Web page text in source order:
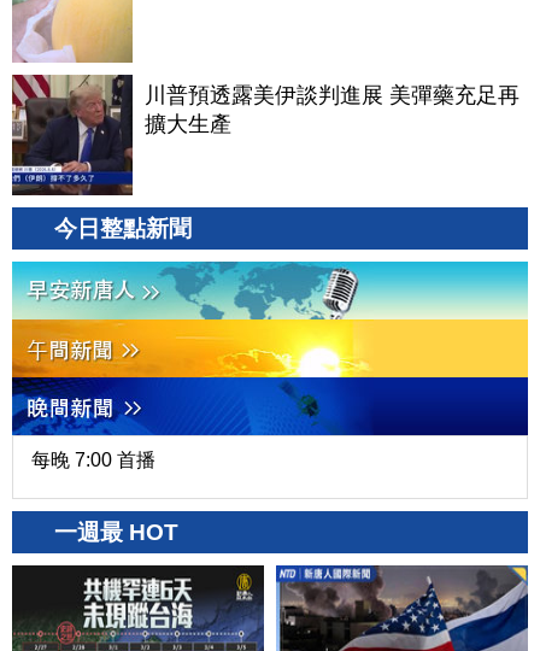
川普預透露美伊談判進展 美彈藥充足再
擴大生產
今日整點新聞
每晚 7:00 首播
一週最 HOT